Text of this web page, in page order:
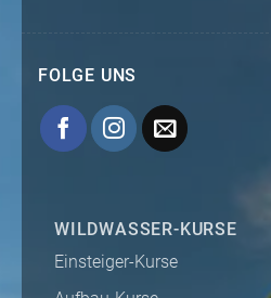
FOLGE UNS
WILDWASSER-KURSE
Einsteiger-Kurse